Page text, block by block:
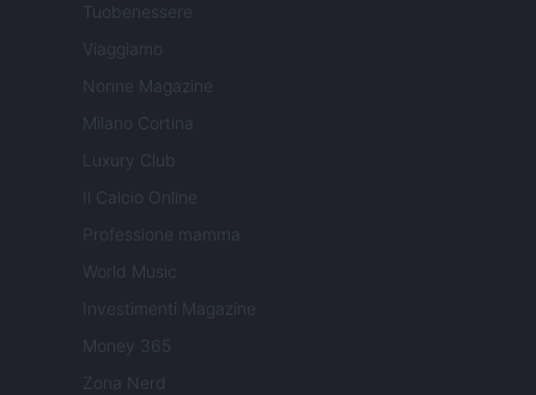
Tuobenessere
Viaggiamo
Nonne Magazine
Milano Cortina
Luxury Club
Il Calcio Online
Professione mamma
World Music
Investimenti Magazine
Money 365
Zona Nerd